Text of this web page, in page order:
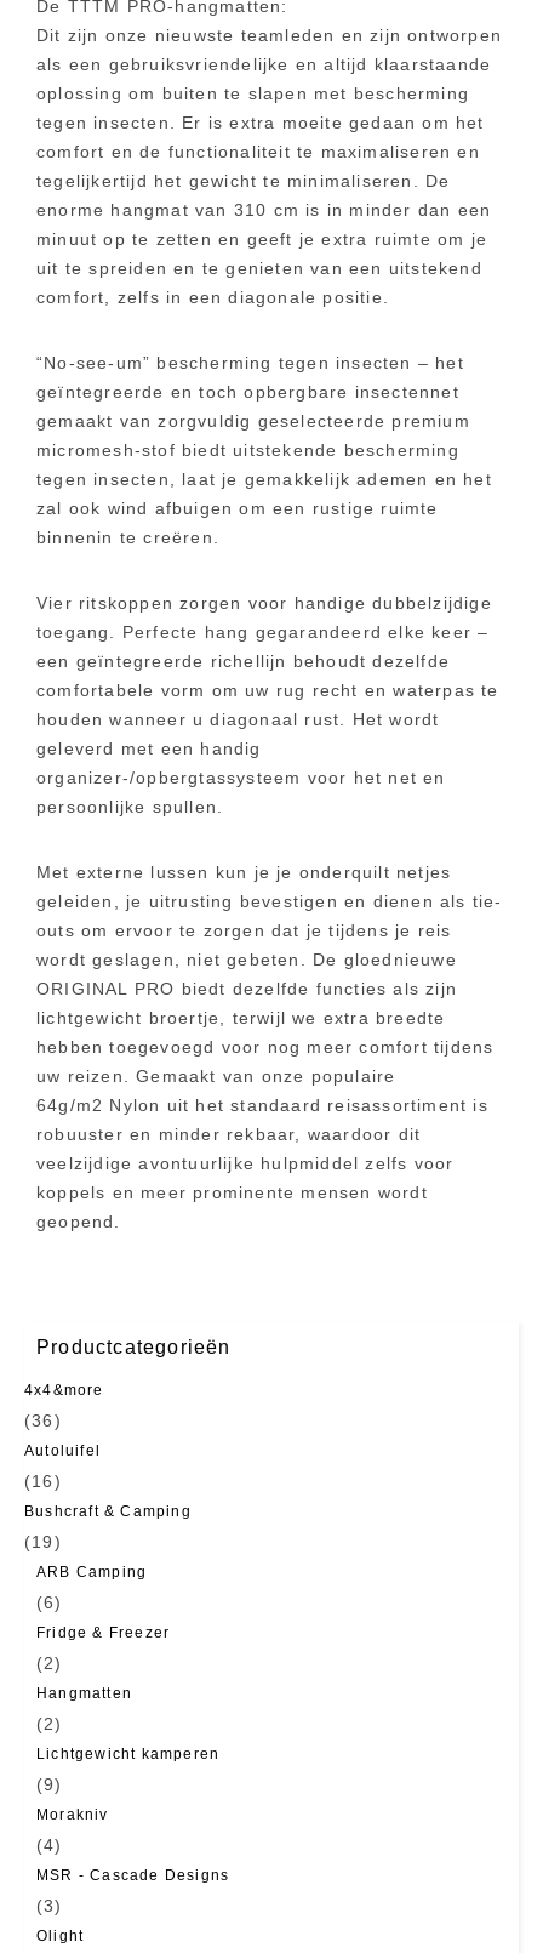
De TTTM PRO-hangmatten:
Dit zijn onze nieuwste teamleden en zijn ontworpen
als een gebruiksvriendelijke en altijd klaarstaande
oplossing om buiten te slapen met bescherming
tegen insecten. Er is extra moeite gedaan om het
comfort en de functionaliteit te maximaliseren en
tegelijkertijd het gewicht te minimaliseren. De
enorme hangmat van 310 cm is in minder dan een
minuut op te zetten en geeft je extra ruimte om je
uit te spreiden en te genieten van een uitstekend
comfort, zelfs in een diagonale positie.
“No-see-um” bescherming tegen insecten – het
geïntegreerde en toch opbergbare insectennet
gemaakt van zorgvuldig geselecteerde premium
micromesh-stof biedt uitstekende bescherming
tegen insecten, laat je gemakkelijk ademen en het
zal ook wind afbuigen om een rustige ruimte
binnenin te creëren.
Vier ritskoppen zorgen voor handige dubbelzijdige
toegang. Perfecte hang gegarandeerd elke keer –
een geïntegreerde richellijn behoudt dezelfde
comfortabele vorm om uw rug recht en waterpas te
houden wanneer u diagonaal rust. Het wordt
geleverd met een handig
organizer-/opbergtassysteem voor het net en
persoonlijke spullen.
Met externe lussen kun je je onderquilt netjes
geleiden, je uitrusting bevestigen en dienen als tie-
outs om ervoor te zorgen dat je tijdens je reis
wordt geslagen, niet gebeten. De gloednieuwe
ORIGINAL PRO biedt dezelfde functies als zijn
lichtgewicht broertje, terwijl we extra breedte
hebben toegevoegd voor nog meer comfort tijdens
uw reizen. Gemaakt van onze populaire
64g/m2 Nylon uit het standaard reisassortiment is
robuuster en minder rekbaar, waardoor dit
veelzijdige avontuurlijke hulpmiddel zelfs voor
koppels en meer prominente mensen wordt
geopend.
Productcategorieën
4x4&more
(36)
Autoluifel
(16)
Bushcraft & Camping
(19)
ARB Camping
(6)
Fridge & Freezer
(2)
Hangmatten
(2)
Lichtgewicht kamperen
(9)
Morakniv
(4)
MSR - Cascade Designs
(3)
Olight